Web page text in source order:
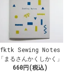
fktk Sewing Notes
「まるさんかくしかく」
660円(税込)